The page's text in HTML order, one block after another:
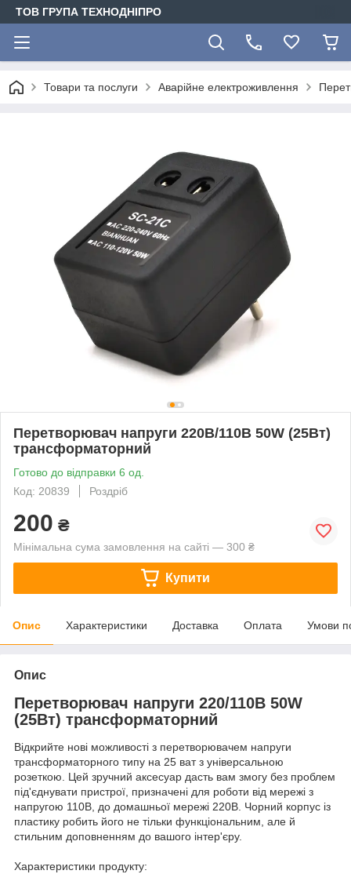
ТОВ ГРУПА ТЕХНОДНІПРО
Товари та послуги Аварійне електроживлення
Перетворювач напруги 220В/110В 50W (25Вт)
трансформаторний
Готово до відправки 6 од.
Код: 20839
Роздріб
200 ₴
Мінімальна сума замовлення на сайті — 300 ₴
Купити
Опис Характеристики Доставка Оплата Умови
Опис
Перетворювач напруги 220/110В 50W
(25Вт) трансформаторний
Відкрийте нові можливості з перетворювачем напруги
трансформаторного типу на 25 ват з універсальною
розеткою. Цей зручний аксесуар дасть вам змогу без проблем
під'єднувати пристрої, призначені для роботи від мережі з
напругою 110В, до домашньої мережі 220В. Чорний корпус із
пластику робить його не тільки функціональним, але й
стильним доповненням до вашого інтер'єру.
Характеристики продукту: